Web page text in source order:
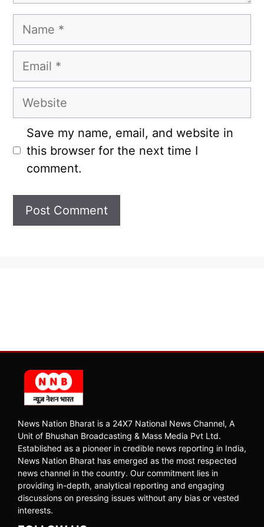
Name
Email
Website
Save my name, email, and website in
this browser for the next time I
comment.
News Nation Bharat is a 24X7 National News Channel, A
Unit of Bhushan Broadcasting & Mass Media Pvt Ltd.
Established as a pioneer in credible news reporting in India,
News Nation Bharat has emerged as the most respected
news channel in the country. Our commitment lies in
providing in-depth, analytical reporting and engaging
discussions on pressing issues without any bias or vested
interests.